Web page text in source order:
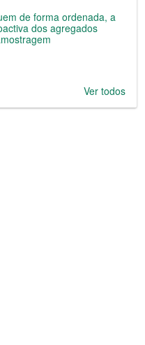
de forma ordenada, a
dos agregados
Ver todos